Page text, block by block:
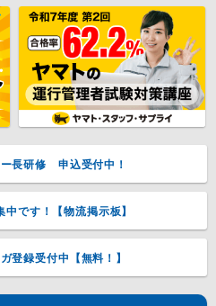
長研修 申込受付中！
中です！【物流掲示板】
登録受付中【無料！】